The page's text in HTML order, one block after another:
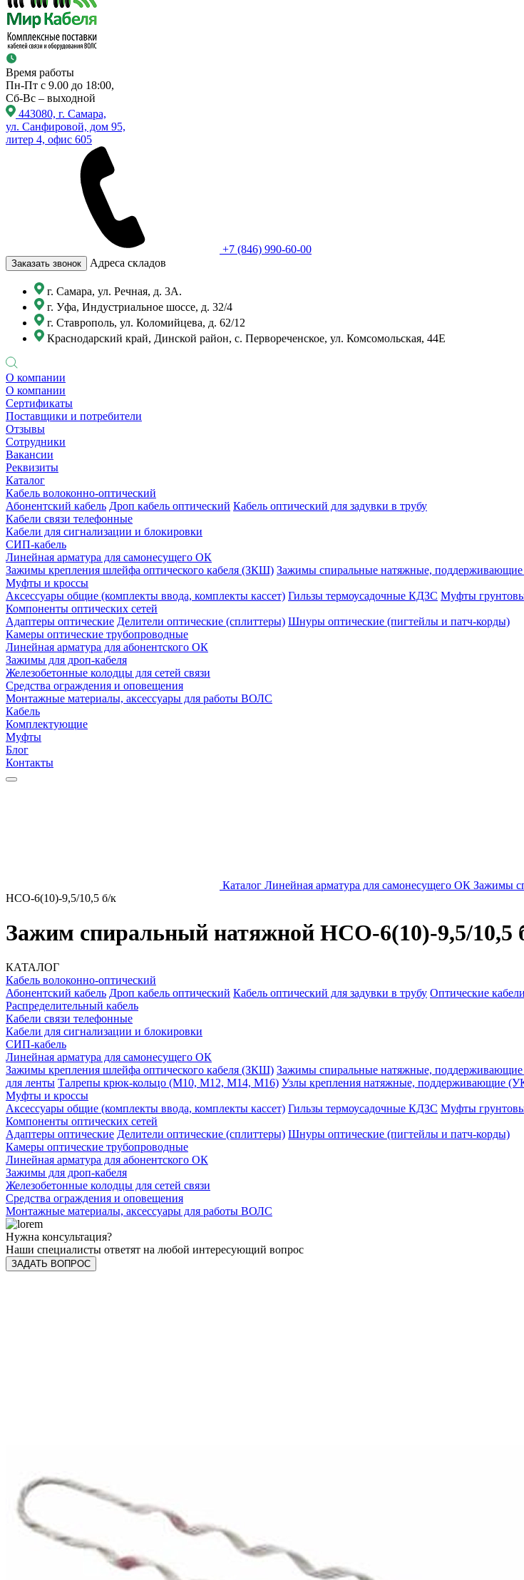
Время работы
Пн-Пт с 9.00 до 18:00,
Сб-Вс – выходной
443080, г. Самара,
ул. Санфировой, дом 95,
литер 4, офис 605
+7 (846) 990-60-00
Заказать звонок Адреса складов
г. Самара, ул. Речная, д. 3А.
г. Уфа, Индустриальное шоссе, д. 32/4
г. Ставрополь, ул. Коломийцева, д. 62/12
Краснодарский край, Динской район, с. Первореченское, ул. Комсомольская, 44Е
О компании
О компании
Сертификаты
Поставщики и потребители
Отзывы
Сотрудники
Вакансии
Реквизиты
Каталог
Кабель волоконно-оптический
Абонентский кабель Дроп кабель оптический Кабель оптический для задувки в трубу
Кабели связи телефонные
Кабели для сигнализации и блокировки
СИП-кабель
Линейная арматура для самонесущего ОК
Зажимы крепления шлейфа оптического кабеля (ЗКШ) Зажимы спиральные натяжные,
Муфты и кроссы
Аксессуары общие (комплекты ввода, комплекты кассет) Гильзы термоусадочные КДЗС Муфты
Компоненты оптических сетей
Адаптеры оптические Делители оптические (сплиттеры) Шнуры оптические (пигтейлы и патч-корды)
Камеры оптические трубопроводные
Линейная арматура для абонентского ОК
Зажимы для дроп-кабеля
Железобетонные колодцы для сетей связи
Средства ограждения и оповещения
Монтажные материалы, аксессуары для работы ВОЛС
Кабель
Комплектующие
Муфты
Блог
Контакты
Каталог Линейная арматура для самонесущего ОК Зажимы
НСО-6(10)-9,5/10,5 б/к
Зажим спиральный натяжной НСО-6(10)-9,5/10,5
КАТАЛОГ
Кабель волоконно-оптический
Абонентский кабель Дроп кабель оптический Кабель оптический для задувки в трубу Оптические
Распределительный кабель
Кабели связи телефонные
Кабели для сигнализации и блокировки
СИП-кабель
Линейная арматура для самонесущего ОК
Зажимы крепления шлейфа оптического кабеля (ЗКШ) Зажимы спиральные натяжные,
для ленты Талрепы крюк-кольцо (М10, М12, М14, М16) Узлы крепления натяжные, поддерживающие
Муфты и кроссы
Аксессуары общие (комплекты ввода, комплекты кассет) Гильзы термоусадочные КДЗС Муфты
Компоненты оптических сетей
Адаптеры оптические Делители оптические (сплиттеры) Шнуры оптические (пигтейлы и патч-корды)
Камеры оптические трубопроводные
Линейная арматура для абонентского ОК
Зажимы для дроп-кабеля
Железобетонные колодцы для сетей связи
Средства ограждения и оповещения
Монтажные материалы, аксессуары для работы ВОЛС
Нужна консультация?
Наши специалисты ответят на любой интересующий вопрос
ЗАДАТЬ ВОПРОС